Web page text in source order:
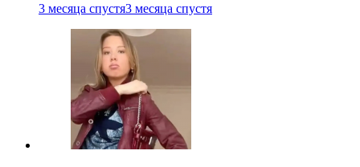
3 месяца спустя3 месяца спустя